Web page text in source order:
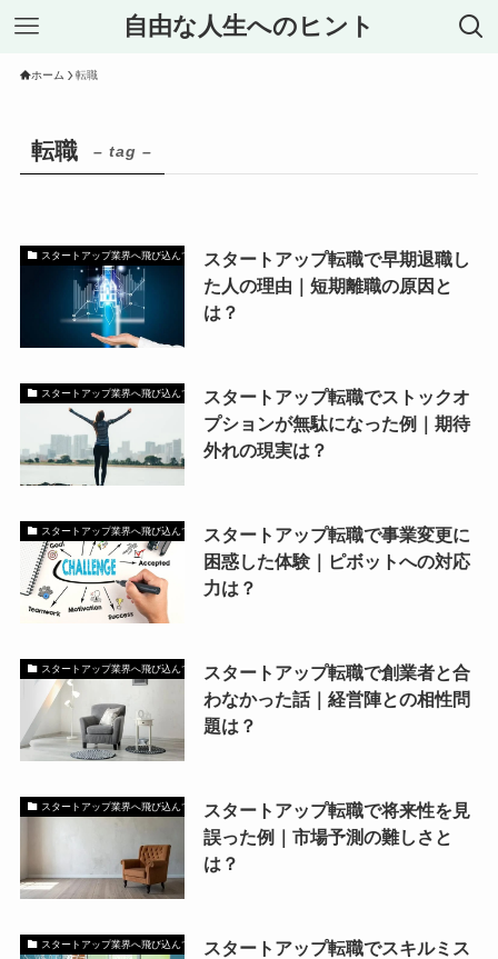
自由な人生へのヒント
ホーム 転職
転職 – tag –
スタートアップ業界へ飛び込んで大稼ぎしたい方！スタートアップ転職で早期退職し
た人の理由｜短期離職の原因と
は？
スタートアップ業界へ飛び込んで大稼ぎしたい方！スタートアップ転職でストックオ
プションが無駄になった例｜期待
外れの現実は？
スタートアップ業界へ飛び込んで大稼ぎしたい方！スタートアップ転職で事業変更に
困惑した体験｜ピボットへの対応
力は？
スタートアップ業界へ飛び込んで大稼ぎしたい方！スタートアップ転職で創業者と合
わなかった話｜経営陣との相性問
題は？
スタートアップ業界へ飛び込んで大稼ぎしたい方！スタートアップ転職で将来性を見
誤った例｜市場予測の難しさと
は？
スタートアップ業界へ飛び込んで大稼ぎしたい方！スタートアップ転職でスキルミス